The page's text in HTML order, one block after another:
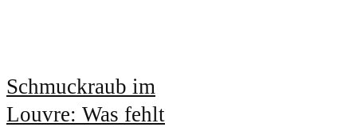
Schmuckraub im
Louvre: Was fehlt